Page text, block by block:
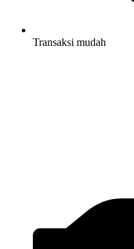
Transaksi mudah